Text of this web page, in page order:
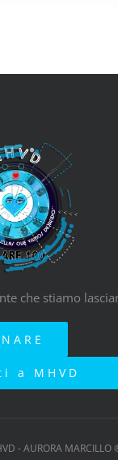
che stiamo
a MHVD
- AURORA MARCILLO